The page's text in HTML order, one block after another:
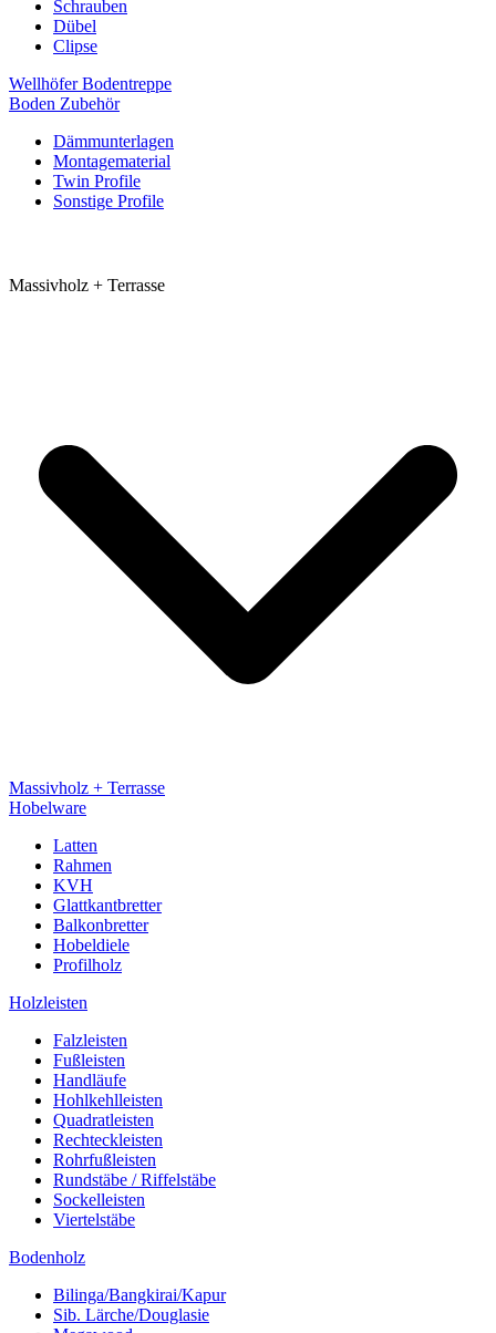
Schrauben
Dübel
Clipse
Wellhöfer Bodentreppe
Boden Zubehör
Dämmunterlagen
Montagematerial
Twin Profile
Sonstige Profile
Massivholz + Terrasse
Massivholz + Terrasse
Hobelware
Latten
Rahmen
KVH
Glattkantbretter
Balkonbretter
Hobeldiele
Profilholz
Holzleisten
Falzleisten
Fußleisten
Handläufe
Hohlkehlleisten
Quadratleisten
Rechteckleisten
Rohrfußleisten
Rundstäbe / Riffelstäbe
Sockelleisten
Viertelstäbe
Bodenholz
Bilinga/Bangkirai/Kapur
Sib. Lärche/Douglasie